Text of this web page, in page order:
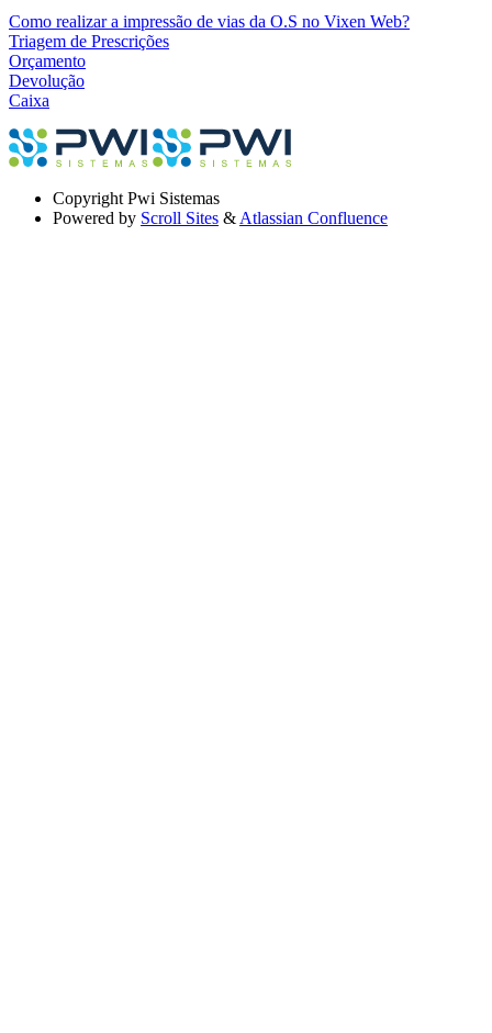
Como realizar a impressão de vias da O.S no Vixen Web?
Triagem de Prescrições
Orçamento
Devolução
Caixa
Copyright Pwi Sistemas
Powered by Scroll Sites & Atlassian Confluence